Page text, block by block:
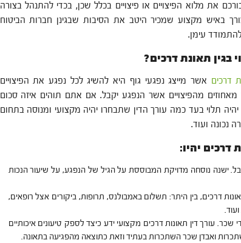
את מלוא הפיצויים או פיצויים בכלל שכן, בכדי להתנהל בצורה
באיש מקצוע שמכיר היטב את הסיבות שבגינן חברות הביטוח
עימן.
בגין תאונת דרכים?
דרכים אשר מייצג נפגעי גוף היא להשיג לכל נפגע את הפיצויים
מאחוזים מהפיצויים אשר הנפגע יקבל. אם אתם תוהים איזה סכום
תלוי בעד כמה עורך הדין שתבחרו יהיה מקצועי ומנוסה בתחום
נכונה ועוד.
דרכים יהיו:
ישנה נוסחה מדויקת המבוססת על הגיל של הנפגע, על שיעור הנכות
דרכים, בין היתר: תשלום באמבולנס, תרופות, ביקורים אצל רופאים,
שכר. עורך דין תאונות דרכים מקצועי ידע כיצד לספק טיעונים איכותיים
ואבדן שכר השתכרות בעתיד וזאת כתוצאה מהפגיעה בתאונה.